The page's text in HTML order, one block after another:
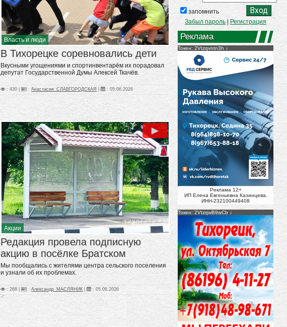
запомнить
Забыл пароль
Регистрация
Реклама
Токен: 2Vtzqvntn3h
Реклама 12+
ИП Елена Евгеньевна Казинцева.
ИНН-232100449408
Токен: 2VtzqwB9wCb
Власть и люди
В Тихорецке соревновались дети
Вкусными угощениями и спортинвентарём их порадовал
депутат Государственной Думы Алексей Ткачёв.
: 430 | :Анастасия_СЛАВГОРОДСКАЯ | :05.06.2026
Акции
►
Редакция провела подписную
акцию в посёлке Братском
Мы пообщались с жителями центра сельского поселения
и узнали об их проблемах.
: 268 | :Александр_МАСЛЯНИК | :05.06.2026